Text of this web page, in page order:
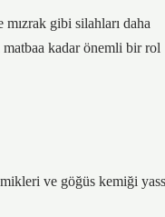
gibi silahları daha
matbaa kadar önemli bir rol
ve göğüs kemiği